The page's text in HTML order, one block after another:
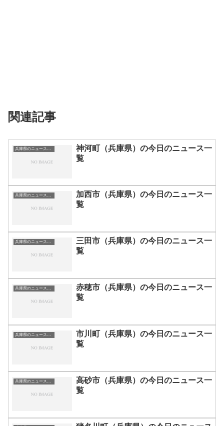
関連記事
兵庫県のニュース一覧
神河町（兵庫県）の今日のニュース一
覧
兵庫県のニュース一覧
加西市（兵庫県）の今日のニュース一
覧
兵庫県のニュース一覧
三田市（兵庫県）の今日のニュース一
覧
兵庫県のニュース一覧
赤穂市（兵庫県）の今日のニュース一
覧
兵庫県のニュース一覧
市川町（兵庫県）の今日のニュース一
覧
兵庫県のニュース一覧
高砂市（兵庫県）の今日のニュース一
覧